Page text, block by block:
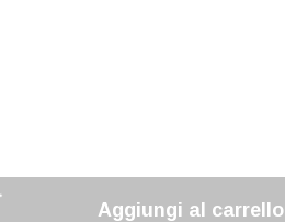
Aggiungi al carrello